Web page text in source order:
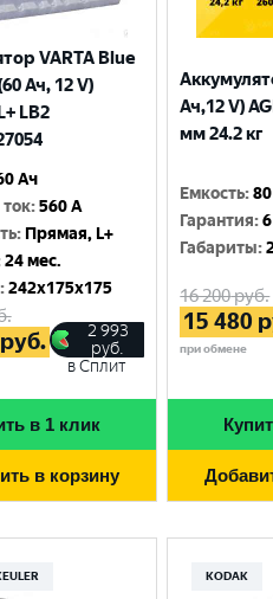
VARTA Blue
Ач, 12 V)
LB2
Ач
:560 A
: Прямая, L+
24 мес.
:242x175x175
руб.
2 993
руб.
в Сплит
в 1 клик
в корзину
Ач,12 V)
мм 24.2 кг
Емкость:
Гарантия:
Габариты:
16 200руб.
15 480
при обмене
KODAK